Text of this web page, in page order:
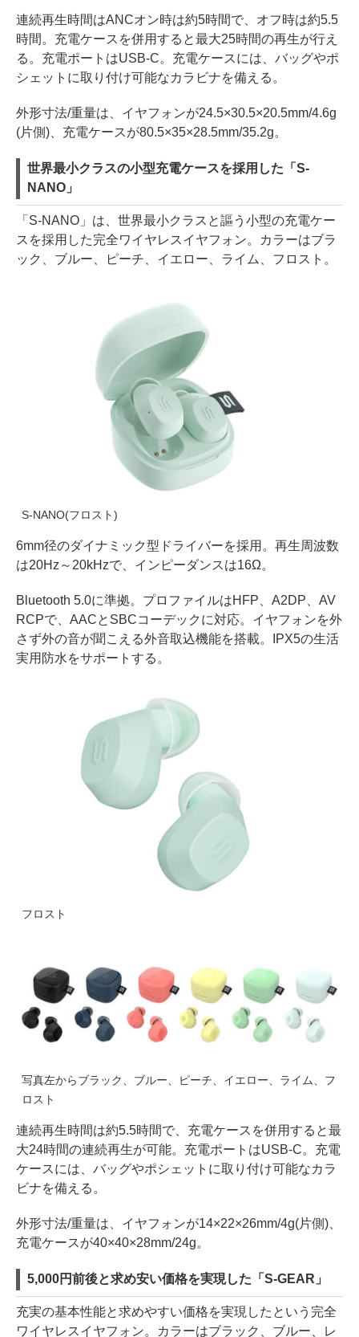
連続再生時間はANCオン時は約5時間で、オフ時は約5.5
時間。充電ケースを併用すると最大25時間の再生が行え
る。充電ポートはUSB-C。充電ケースには、バッグやポ
シェットに取り付け可能なカラビナを備える。
外形寸法/重量は、イヤフォンが24.5×30.5×20.5mm/4.6g
(片側)、充電ケースが80.5×35×28.5mm/35.2g。
世界最小クラスの小型充電ケースを採用した「S-
NANO」
「S-NANO」は、世界最小クラスと謳う小型の充電ケー
スを採用した完全ワイヤレスイヤフォン。カラーはブラ
ック、ブルー、ピーチ、イエロー、ライム、フロスト。
S-NANO(フロスト)
6mm径のダイナミック型ドライバーを採用。再生周波数
は20Hz～20kHzで、インピーダンスは16Ω。
Bluetooth 5.0に準拠。プロファイルはHFP、A2DP、AV
RCPで、AACとSBCコーデックに対応。イヤフォンを外
さず外の音が聞こえる外音取込機能を搭載。IPX5の生活
実用防水をサポートする。
フロスト
写真左からブラック、ブルー、ピーチ、イエロー、ライム、フ
ロスト
連続再生時間は約5.5時間で、充電ケースを併用すると最
大24時間の連続再生が可能。充電ポートはUSB-C。充電
ケースには、バッグやポシェットに取り付け可能なカラ
ビナを備える。
外形寸法/重量は、イヤフォンが14×22×26mm/4g(片側)、
充電ケースが40×40×28mm/24g。
5,000円前後と求め安い価格を実現した「S-GEAR」
充実の基本性能と求めやすい価格を実現したという完全
ワイヤレスイヤフォン。カラーはブラック、ブルー、レ